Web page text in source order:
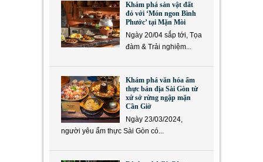
Khám phá sản vật đất
đỏ với ‘Món ngon Bình
Phước’ tại Mặn Mòi
Ngày 20/04 sắp tới, Tọa
đàm & Trải nghiệm...
Khám phá văn hóa ẩm
thực bản địa Sài Gòn từ
xứ sở rừng ngập mặn
Cần Giờ
Ngày 23/03/2024,
người yêu ẩm thực Sài Gòn có...